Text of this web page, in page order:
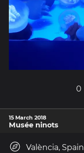
0
15 March 2018
Musée ninots
València, Spain